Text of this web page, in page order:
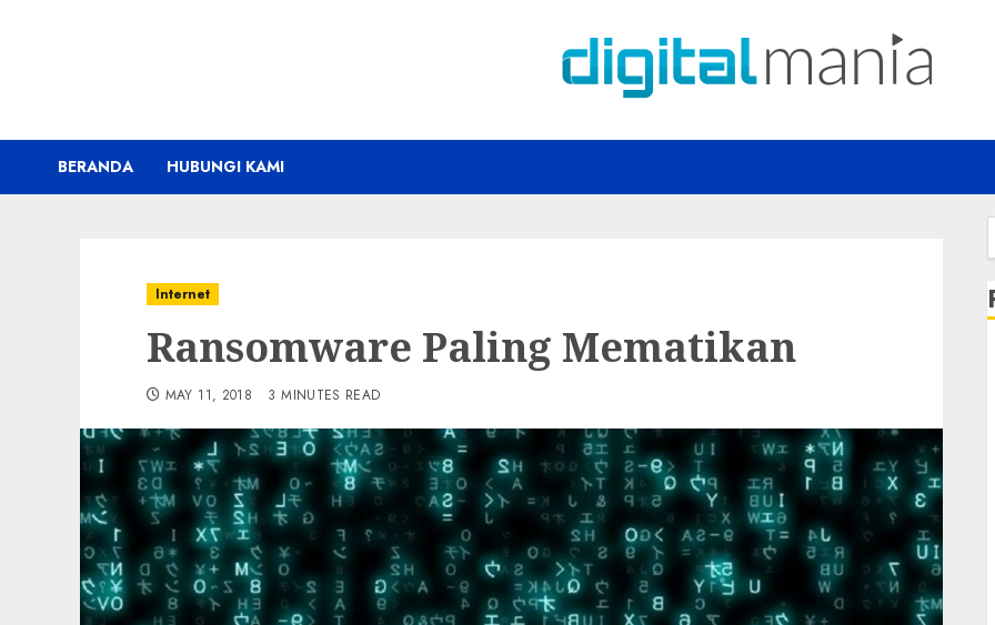
BERANDA HUBUNGI KAMI
Internet
Ransomware Paling Mematikan
MAY 11, 2018 3 MINUTES READ